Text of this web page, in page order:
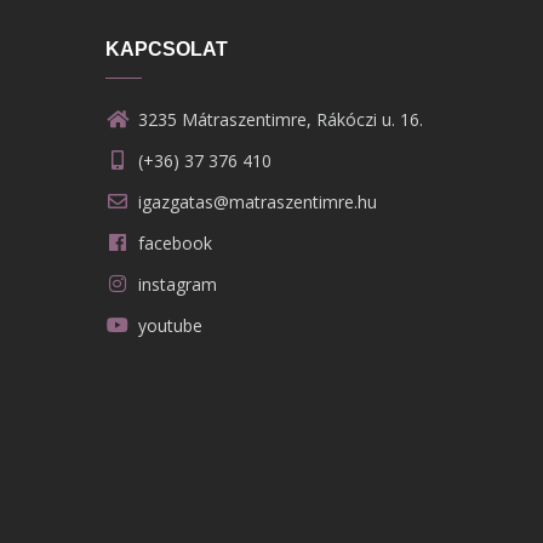
KAPCSOLAT
3235 Mátraszentimre, Rákóczi u. 16.
(+36) 37 376 410
igazgatas@matraszentimre.hu
facebook
instagram
youtube